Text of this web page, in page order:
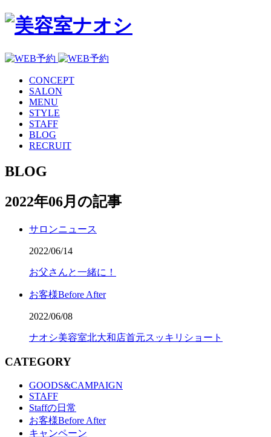
CONCEPT
SALON
MENU
STYLE
STAFF
BLOG
RECRUIT
BLOG
2022年06月の記事
サロンニュース
2022/06/14
お父さんと一緒に！
お客様Before After
2022/06/08
ナオシ美容室北大和店首元スッキリショート
CATEGORY
GOODS&CAMPAIGN
STAFF
Staffの日常
お客様Before After
キャンペーン